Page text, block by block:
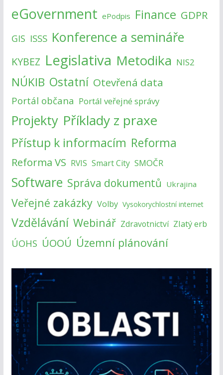
eGovernment ePodpis Finance GDPR
GIS ISSS Konference a semináře
KYBEZ Legislativa Metodika NIS2
NÚKIB Ostatní Otevřená data
Portál občana Portál veřejné správy
Projekty Příklady z praxe
Přístup k informacím Reforma
Reforma VS RVIS Smart City SMOČR
Software Správa dokumentů Ukrajina
Veřejné zakázky Volby Vysokorychlostní internet
Vzdělávání Webinář Zdravotnictví Zlatý erb
ÚOHS ÚOOÚ Územní plánování